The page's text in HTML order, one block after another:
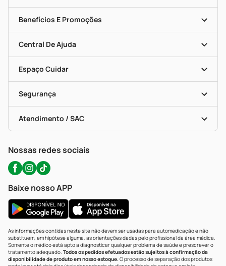
História
Nossas Lojas
Mapa De Categorias
Blog Da PP
Seja Uma Loja Parceira
Benefícios E Promoções
Clube PP
Convênios
Programa Popular Do Brasil
Encarte De Ofertas
Dermaclub
Descontos De Laboratório (PBM)
Cupons E Ofertas
Central De Ajuda
Entrega
Recompra Programada
Compras Com Receita
Alomed (tele-Entrega)
Formas De Pagamento
Troca E Devolução
Bulas De A A Z
Políticas De Marketplace
Espaço Cuidar
Vacinas
Serviços Farmacêuticos
Testes Rápidos
Autoteste Covid-19
Segurança
Certificado De Segurança
Portal Da Privacidade
Atendimento / SAC
WhatsApp (47) 9202-1687
Nossas redes sociais
Baixe nosso APP
As informações contidas neste site não devem ser usadas para automedicação e não
substituem, em hipótese alguma, as orientações dadas pelo profissional da área médica.
Somente o médico está apto a diagnosticar qualquer problema de saúde e prescrever o
tratamento adequado. Todos os pedidos efetuados estão sujeitos à confirmação da
disponibilidade de produto em nosso estoque.O processo de separação dos produtos